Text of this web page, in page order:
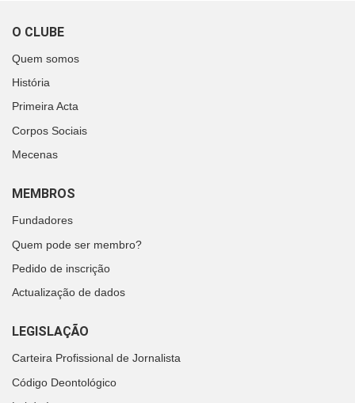
O CLUBE
Quem somos
História
Primeira Acta
Corpos Sociais
Mecenas
MEMBROS
Fundadores
Quem pode ser membro?
Pedido de inscrição
Actualização de dados
LEGISLAÇÃO
Carteira Profissional de Jornalista
Código Deontológico